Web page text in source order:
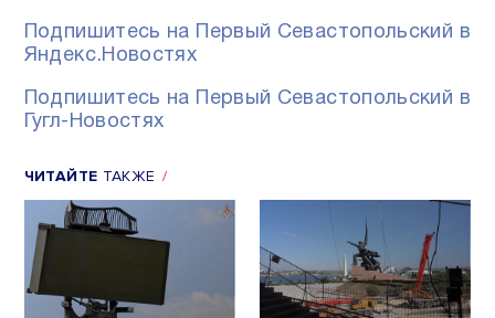
Подпишитесь на Первый Севастопольский в
Яндекс.Новостях
Подпишитесь на Первый Севастопольский в
Гугл-Новостях
ЧИТАЙТЕ ТАКЖЕ